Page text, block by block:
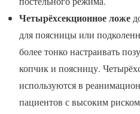
Четырёхсекционное ложе
для поясницы или
более тонко настраивать
копчик и поясницу.
используются в
пациентов с высоким